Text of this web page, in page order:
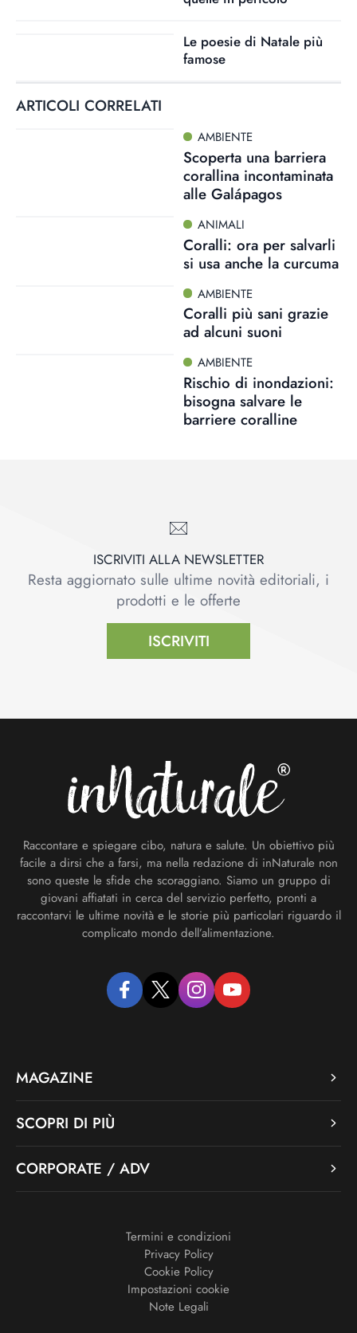
Le poesie di Natale più
famose
ARTICOLI CORRELATI
AMBIENTE
Scoperta una barriera
corallina incontaminata
alle Galápagos
ANIMALI
Coralli: ora per salvarli
si usa anche la curcuma
AMBIENTE
Coralli più sani grazie
ad alcuni suoni
AMBIENTE
Rischio di inondazioni:
bisogna salvare le
barriere coralline
ISCRIVITI ALLA NEWSLETTER
Resta aggiornato sulle ultime novità editoriali, i
prodotti e le offerte
ISCRIVITI
Raccontare e spiegare cibo, natura e salute. Un obiettivo più
facile a dirsi che a farsi, ma nella redazione di inNaturale non
sono queste le sfide che scoraggiano. Siamo un gruppo di
giovani affiatati in cerca del servizio perfetto, pronti a
raccontarvi le ultime novità e le storie più particolari riguardo il
complicato mondo dell’alimentazione.
facebooktwitter instagramyoutube
MAGAZINE
SCOPRI DI PIÙ
CORPORATE / ADV
Termini e condizioni
Privacy Policy
Cookie Policy
Impostazioni cookie
Note Legali